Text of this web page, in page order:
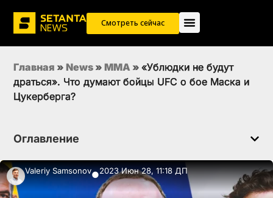
Смотреть сейчас
Главная » News » MMA » «Ублюдки не будут
драться». Что думают бойцы UFC о бое Маска и
Цукерберга?
Оглавление
Valeriy Samsonov●2023 Июн 28, 11:18 ДП